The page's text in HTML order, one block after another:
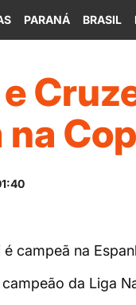
PARANÁ BRASIL
é campeã na
da Liga